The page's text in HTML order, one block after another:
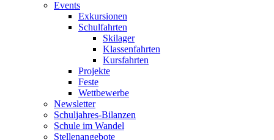
Events
Exkursionen
Schulfahrten
Skilager
Klassenfahrten
Kursfahrten
Projekte
Feste
Wettbewerbe
Newsletter
Schuljahres-Bilanzen
Schule im Wandel
Stellenangebote